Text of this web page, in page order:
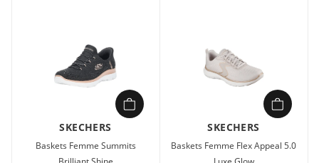
SKECHERS
Baskets Femme Summits
SKECHERS
Baskets Femme Flex Appeal 5.0